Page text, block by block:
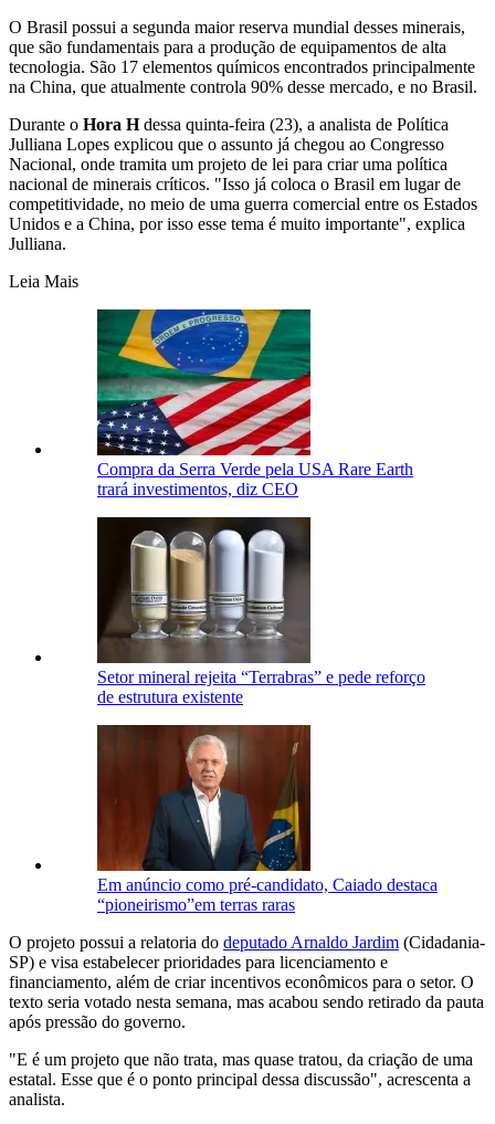
O Brasil possui a segunda maior reserva mundial desses minerais,
que são fundamentais para a produção de equipamentos de alta
tecnologia. São 17 elementos químicos encontrados principalmente
na China, que atualmente controla 90% desse mercado, e no Brasil.
Durante o Hora Hdessa quinta-feira (23), a analista de Política
Julliana Lopes explicou que o assunto já chegou ao Congresso
Nacional, onde tramita um projeto de lei para criar uma política
nacional de minerais críticos. "Isso já coloca o Brasil em lugar de
competitividade, no meio de uma guerra comercial entre os Estados
Unidos e a China, por isso esse tema é muito importante", explica
Julliana.
Leia Mais
Compra da Serra Verde pela USA Rare Earth
trará investimentos, diz CEO
Setor mineral rejeita “Terrabras” e pede reforço
de estrutura existente
Em anúncio como pré-candidato, Caiado destaca
“pioneirismo”em terras raras
O projeto possui a relatoria do deputado Arnaldo Jardim (Cidadania-
SP) e visa estabelecer prioridades para licenciamento e
financiamento, além de criar incentivos econômicos para o setor. O
texto seria votado nesta semana, mas acabou sendo retirado da pauta
após pressão do governo.
"E é um projeto que não trata, mas quase tratou, da criação de uma
estatal. Esse que é o ponto principal dessa discussão", acrescenta a
analista.